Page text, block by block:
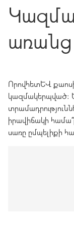
Որովհետև քաոսի
կազմակերպված։
իրավիճակի
սառը ըմպելիքի